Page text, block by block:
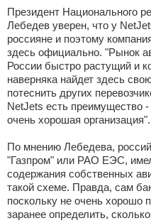
Президент Национального
Лебедев уверен, что у
россияне и поэтому
здесь официально. "Рынок
России быстро растущий и
наверняка найдет здесь
потеснить других
NetJets есть преимущество
очень хорошая организация".
По мнению Лебедева,
"Газпром" или РАО ЕЭС,
содержания собственных
такой схеме. Правда, сам
поскольку не очень хорошо
заранее определить, сколько